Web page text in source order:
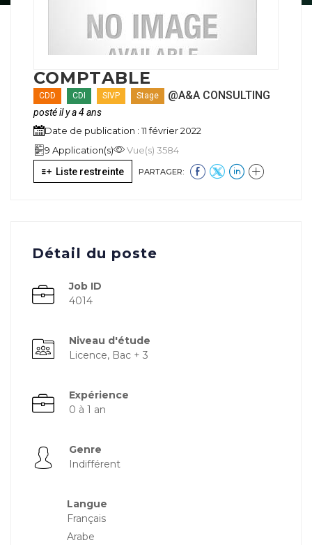
COMPTABLE
CDD CDI SIVP Stage @A&A CONSULTING
posté il y a 4 ans
Date de publication : 11 février 2022
9 Application(s)
Vue(s) 3584
Liste restreinte
PARTAGER:
Détail du poste
Job ID
4014
Niveau d'étude
Licence, Bac + 3
Expérience
0 à 1 an
Genre
Indifférent
Langue
Français
Arabe